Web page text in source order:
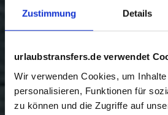
Zustimmung Details
urlaubstransfers.de verwendet
Wir verwenden Cookies, um
personalisieren, Funktionen für
zu können und die Zugriffe auf